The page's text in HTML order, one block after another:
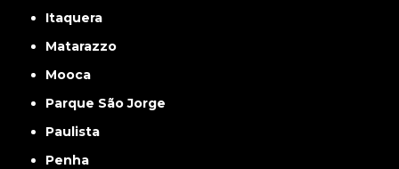
Itaquera
Matarazzo
Mooca
Parque São Jorge
Paulista
Penha